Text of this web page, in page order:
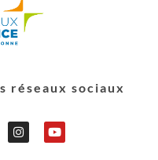
réseaux sociaux